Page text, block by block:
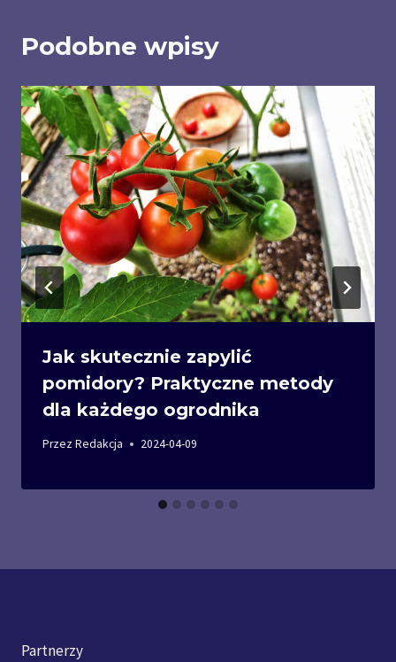
Podobne wpisy
Jak skutecznie zapylić
pomidory? Praktyczne metody
dla każdego ogrodnika
PrzezRedakcja 2024-04-09
Partnerzy